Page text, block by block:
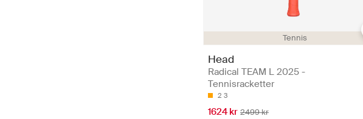
Tennis
Head
Radical TEAM L 2025 -
Tennisracketter
2 3
1624 kr 2499 kr